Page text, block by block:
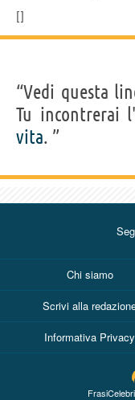
“Vedi questa
Tu incontrerai l'
vita. ”
Chi siamo
Scrivi alla
Informativa Privacy